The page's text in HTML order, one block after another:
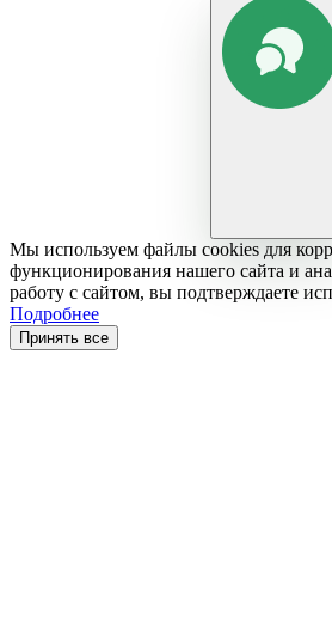
Мы используем файлы cookies для
функционирования нашего сайта и
работу с сайтом, вы подтверждаете
Подробнее
Принять все